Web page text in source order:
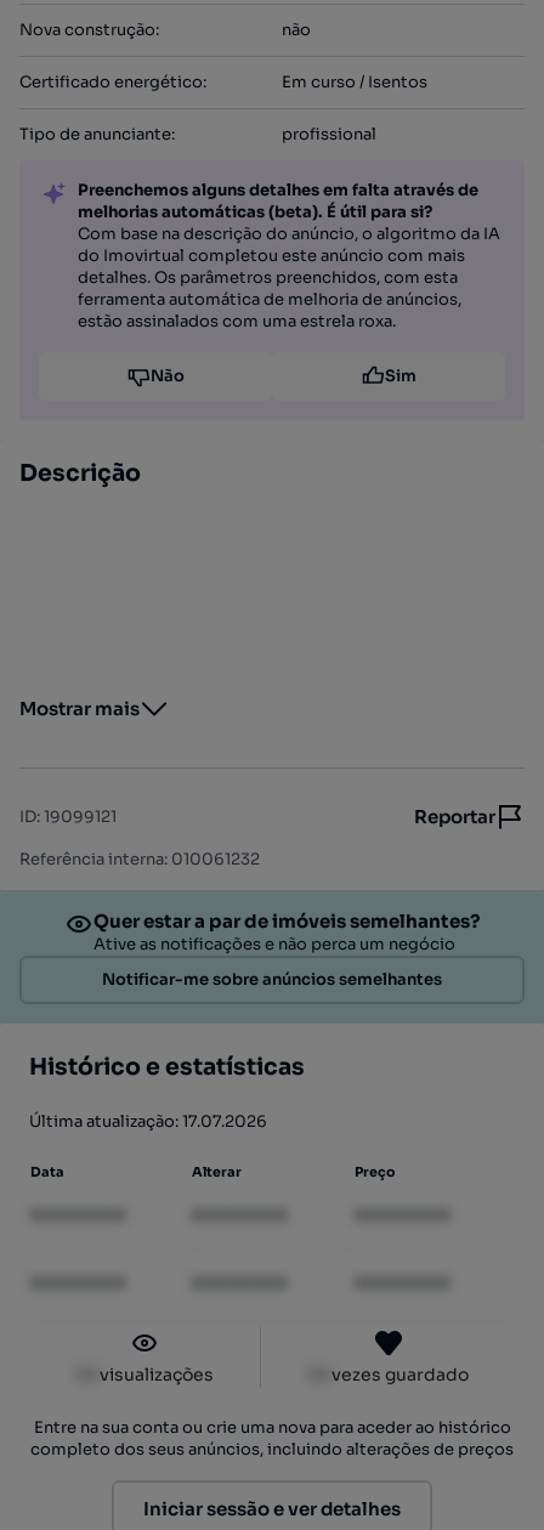
Nova construção: não
Certificado energético: Em curso / Isentos
Tipo de anunciante: profissional
Preenchemos alguns detalhes em falta através de
melhorias automáticas (beta). É útil para si?
Com base na descrição do anúncio, o algoritmo da IA
do Imovirtual completou este anúncio com mais
detalhes. Os parâmetros preenchidos, com esta
ferramenta automática de melhoria de anúncios,
estão assinalados com uma estrela roxa.
Não Sim
Descrição
Mostrar mais
ID:19099121 Reportar
Referência interna: 010061232
Quer estar a par de imóveis semelhantes?
Ative as notificações e não perca um negócio
Notificar-me sobre anúncios semelhantes
Histórico e estatísticas
Última atualização: 17.07.2026
Data Alterar Preço
visualizações vezes guardado
Entre na sua conta ou crie uma nova para aceder ao histórico
completo dos seus anúncios, incluindo alterações de preços
Iniciar sessão e ver detalhes